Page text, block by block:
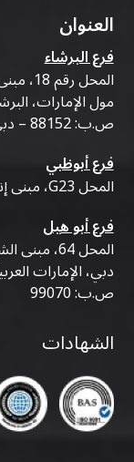
العنوان
فرع البرشاء
مول الإمارات، البرشاء
ص.ب: 88152 – دبي – الإمارات العربية المتحدة
فرع أبوظبي
المحل G23، مبنى إنرجي - مصفح - M20 - أبوظبي
فرع أبو هيل
المحل 64،
دبي، الإمارات
ص.ب: 99070
الشهادات